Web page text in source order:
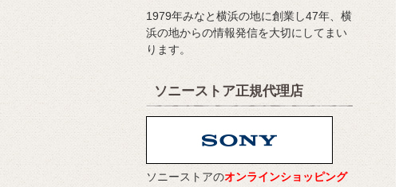
1979年みなと横浜の地に創業し47年、横
浜の地からの情報発信を大切にしてまい
ります。
ソニーストア正規代理店
ソニーストアのオンラインショッピング